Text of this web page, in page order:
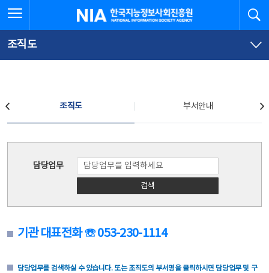
문
로
가
체
뉴
바
가
한국지능정보사회진흥원
조직도
조직도 부서안내
담당업무
검색
기관 대표전화 ☏ 053-230-1114
담당업무를 검색하실 수 있습니다. 또는 조직도의 부서명을 클릭하시면 담당업무 및 구